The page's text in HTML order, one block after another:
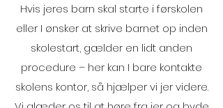
Hvis jeres barn skal starte i førskolen
eller I ønsker at skrive barnet op inden
skolestart, gælder en lidt anden
procedure – her kan I bare kontakte
skolens kontor, så hjælper vi jer videre.